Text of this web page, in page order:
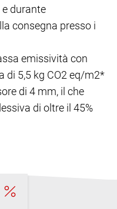
durante
consegna presso i
emissività con
di 5,5 kg CO2 eq/m2*
di 4 mm, il che
di oltre il 45%